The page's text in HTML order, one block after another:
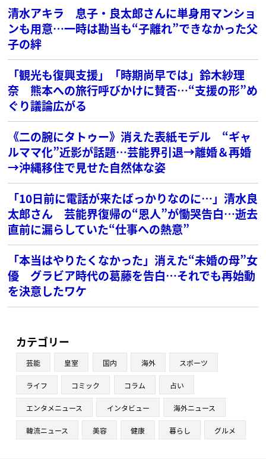
清水アキラ 息子・良太郎さんに単身用マンショ
ンも用意…一時は勘当も“子離れ”できなかった父
子の絆
「観光も復興支援」「時期尚早では」鈴木紗理
奈 熊本への旅行呼びかけに賛否…“支援の形”め
ぐり議論広がる
《二の腕にタトゥー》消えた表紙モデル “ギャ
ルママ化”近影が話題…芸能界引退→離婚＆再婚
→沖縄移住で見せた自然体な姿
「10日前に電話が来たばっかりなのに…」清水良
太郎さん 芸能界復帰の“恩人”が慟哭告白…逝去
直前に漏らしていた“仕事への熱意”
「本当はやりたくなかった」消えた“未婚の母”女
優 グラビア時代の葛藤を告白…それでも再始動
を決意したワケ
カテゴリー
芸能 皇室 国内 海外 スポーツ
ライフ コミック コラム 占い
エンタメニュース インタビュー 海外ニュース
韓流ニュース 美容 健康 暮らし グルメ